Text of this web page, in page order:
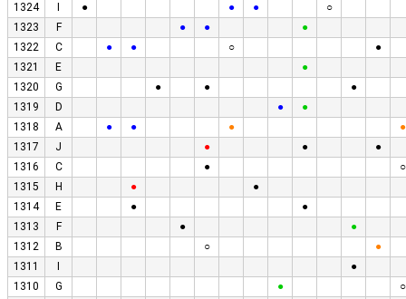
1324
● ● ●
○
1323
F ● ●
●
1322
C ● ● ○
●
1321
E
●
1320
G ● ●
●
1319
D ●
●
1318
A ● ● ●
●
1317
J ● ●
●
1316
C ●
○
1315
H ●
●
1314
E ●
●
1313
F ●
●
1312
B ○
●
1311
●
1310
G ●
○